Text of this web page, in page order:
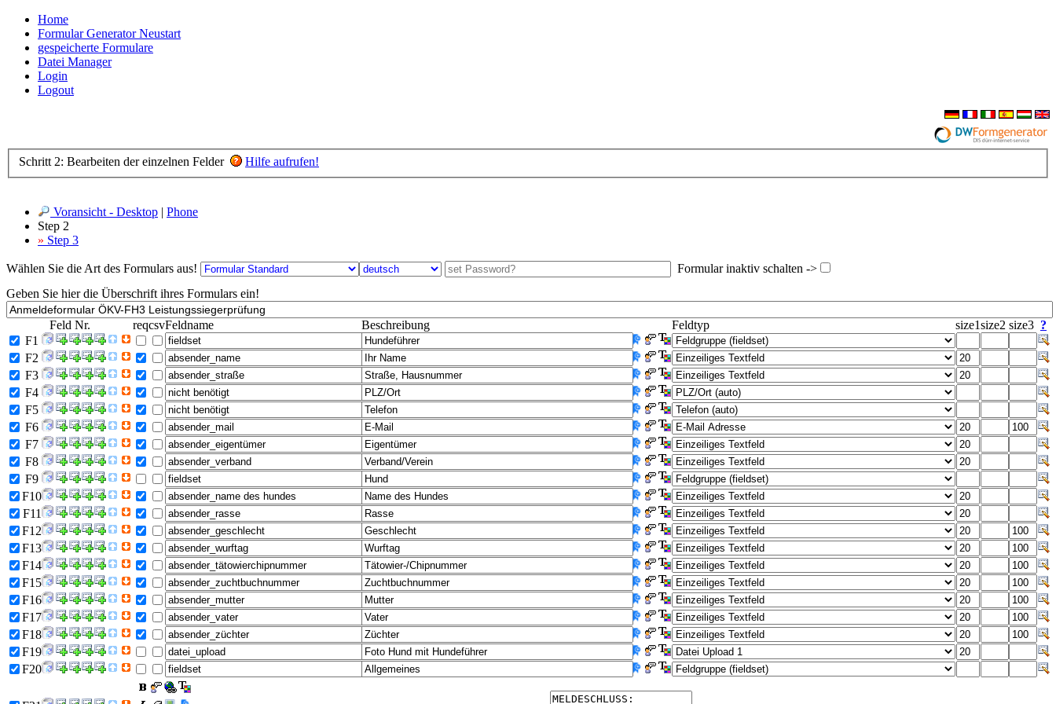
Home
Formular Generator Neustart
gespeicherte Formulare
Datei Manager
Login
Logout
Schritt 2: Bearbeiten der einzelnen Felder Hilfe aufrufen!
Voransicht - Desktop | Phone
Step 2
» Step 3
Wählen Sie die Art des Formulars aus!
Formular inaktiv schalten ->
Geben Sie hier die Überschrift ihres Formulars ein!
Feld Nr. reqcsvFeldname Beschreibung Feldtyp size1size2 size3 ?
F1
F2
F3
F4
F5
F6
F7
F8
F9
F10
F11
F12
F13
F14
F15
F16
F17
F18
F19
F20